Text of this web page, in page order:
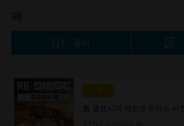
팩
필터
신규
톰 클랜시의 레인보우식스 시즈